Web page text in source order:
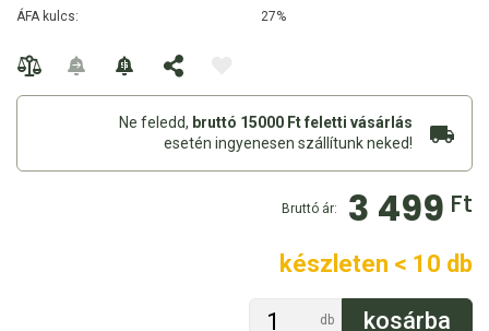
ÁFA kulcs:
27%
Ne feledd, bruttó 15000 Ft feletti vásárlás
esetén ingyenesen szállítunk neked!
Bruttó ár: 3 499 Ft
készleten < 10 db
db